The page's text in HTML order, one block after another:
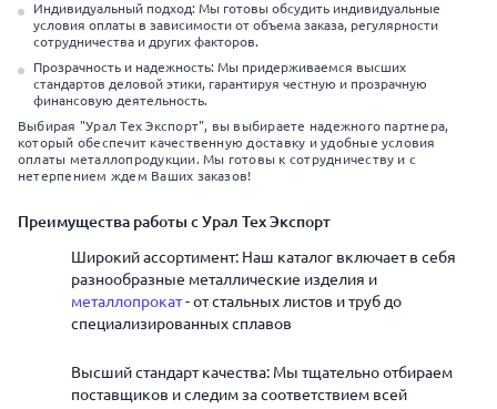
Индивидуальный подход: Мы готовы обсудить индивидуальные
условия оплаты в зависимости от объема заказа, регулярности
сотрудничества и других факторов.
Прозрачность и надежность: Мы придерживаемся высших
стандартов деловой этики, гарантируя честную и прозрачную
финансовую деятельность.
Выбирая "Урал Тех Экспорт", вы выбираете надежного партнера,
который обеспечит качественную доставку и удобные условия
оплаты металлопродукции. Мы готовы к сотрудничеству и с
нетерпением ждем Ваших заказов!
Преимущества работы с Урал Тех Экспорт
Широкий ассортимент: Наш каталог включает в себя
разнообразные металлические изделия и
металлопрокат- от стальных листов и труб до
специализированных сплавов
Высший стандарт качества: Мы тщательно отбираем
поставщиков и следим за соответствием всей